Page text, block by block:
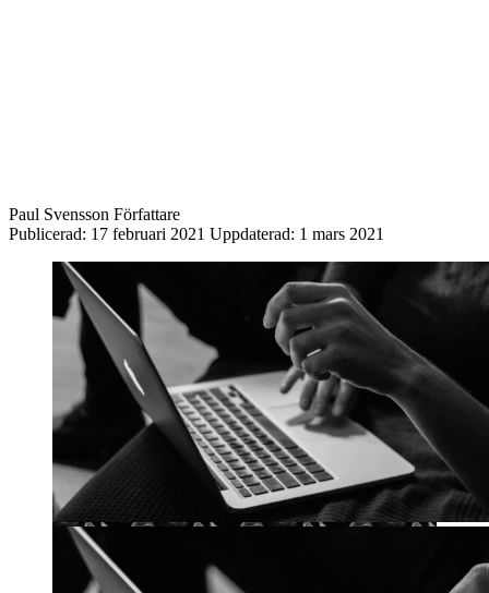
Paul Svensson Författare
Publicerad: 17 februari 2021 Uppdaterad: 1 mars 2021